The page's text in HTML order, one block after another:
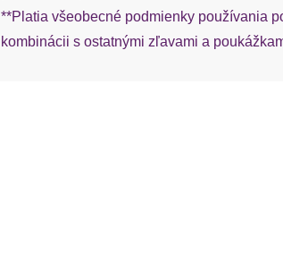
**Platia všeobecné podmienky používania
kombinácii s ostatnými zľavami a